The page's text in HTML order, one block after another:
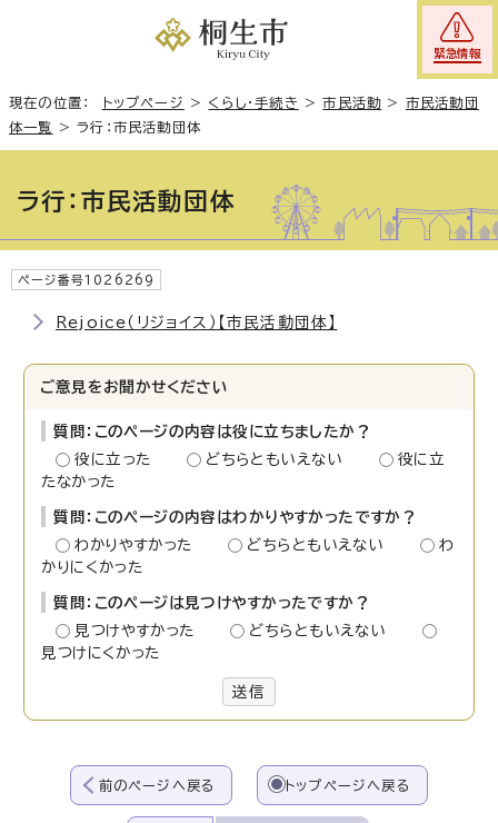
緊急情報
現在の位置： トップページ > くらし・手続き >市民活動 > 市民活動団
体一覧
>ラ行：市民活動団体
ラ行：市民活動団体
ページ番号1026269
Rejoice（リジョイス）【市民活動団体】
ご意見をお聞かせください
質問：このページの内容は役に立ちましたか？
役に立った
どちらともいえない
役に立
たなかった
質問：このページの内容はわかりやすかったですか？
わかりやすかった
どちらともいえない
わ
かりにくかった
質問：このページは見つけやすかったですか？
見つけやすかった
どちらともいえない
見つけにくかった
送信
前のページへ戻る トップページへ戻る